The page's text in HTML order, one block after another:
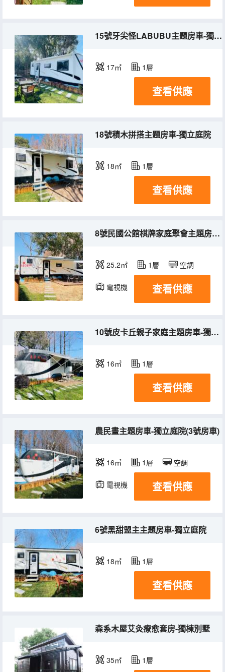
15號牙尖怪LABUBU主題房車-獨立庭院
17㎡ 1層
查看供應
18號積木拼搭主題房車-獨立庭院
18㎡ 1層
查看供應
8號民國公館棋牌家庭聚會主題房車-超大獨立庭院
25.2㎡ 1層 空調
電視機 冰箱
查看供應
10號皮卡丘親子家庭主題房車-獨立庭院
16㎡ 1層
查看供應
農民畫主題房車-獨立庭院(3號房車)
16㎡ 1層 空調
電視機 冰箱
查看供應
6號黑甜盟主主題房車-獨立庭院
18㎡ 1層
查看供應
森系木屋艾灸療愈套房-獨棟別墅
35㎡ 1層